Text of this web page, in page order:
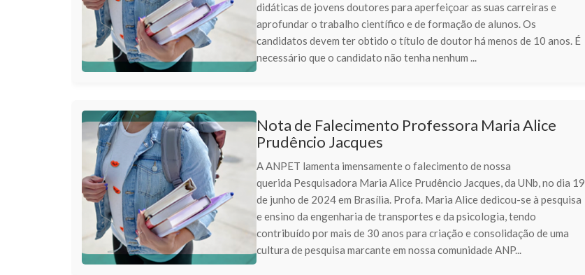
didáticas de jovens doutores para aperfeiçoar as suas carreiras e
aprofundar o trabalho científico e de formação de alunos. Os
candidatos devem ter obtido o título de doutor há menos de 10 anos. É
necessário que o candidato não tenha nenhum ...
Nota de Falecimento Professora Maria Alice
Prudêncio Jacques
A ANPET lamenta imensamente o falecimento de nossa
querida Pesquisadora Maria Alice Prudêncio Jacques, da UNb, no dia 19
de junho de 2024 em Brasília. Profa. Maria Alice dedicou-se à pesquisa
e ensino da engenharia de transportes e da psicologia, tendo
contribuído por mais de 30 anos para criação e consolidação de uma
cultura de pesquisa marcante em nossa comunidade ANP...